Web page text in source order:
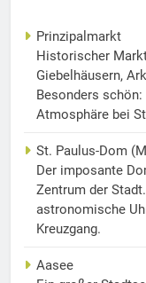
Prinzipalmarkt
Historischer
Giebelhäusern,
Besonders
Atmosphäre bei
St. Paulus-Dom
Der imposante
Zentrum der
astronomische
Kreuzgang.
Aasee